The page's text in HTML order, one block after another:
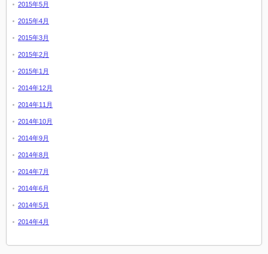
2015年5月
2015年4月
2015年3月
2015年2月
2015年1月
2014年12月
2014年11月
2014年10月
2014年9月
2014年8月
2014年7月
2014年6月
2014年5月
2014年4月